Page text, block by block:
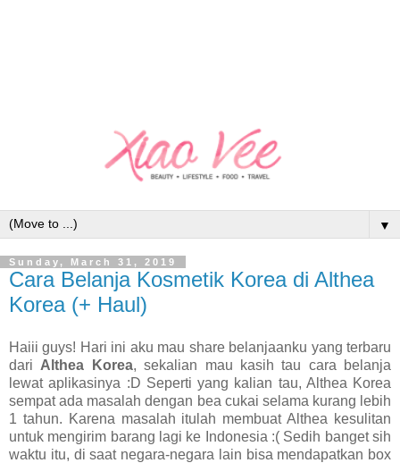
▼
Sunday, March 31, 2019
Cara Belanja Kosmetik Korea di Althea
Korea (+ Haul)
Haiii guys! Hari ini aku mau share belanjaanku yang terbaru
dari Althea Korea, sekalian mau kasih tau cara belanja
lewat aplikasinya :D Seperti yang kalian tau, Althea Korea
sempat ada masalah dengan bea cukai selama kurang lebih
1 tahun. Karena masalah itulah membuat Althea kesulitan
untuk mengirim barang lagi ke Indonesia :( Sedih banget sih
waktu itu, di saat negara-negara lain bisa mendapatkan box